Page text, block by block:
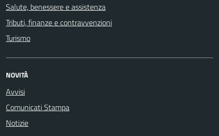
Salute, benessere e assistenza
Tributi, finanze e contravvenzioni
Turismo
NOVITÀ
Avvisi
Comunicati Stampa
Notizie